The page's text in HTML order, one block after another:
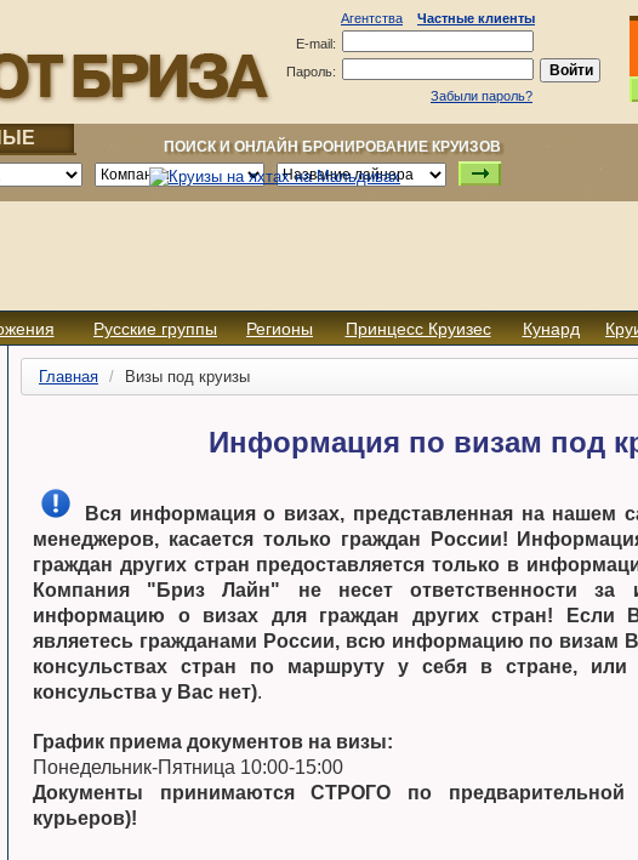
Агентства
Частные клиенты
E-mail:
Пароль:
Забыли пароль?
ПОИСК И ОНЛАЙН БРОНИРОВАНИЕ КРУИЗОВ
Русские группы Регионы Принцесс Круизес Кунард
Главная Визы под круизы
Информация по визам под
Вся информация о визах, представленная на нашем
менеджеров, касается только граждан России!
граждан других стран предоставляется только в
Компания "Бриз Лайн" не несет ответственности за
информацию о визах для граждан других стран!
являетесь гражданами России, всю информацию по визам
консульствах стран по маршруту у себя в стране, или
консульства у Вас нет).
График приема документов на визы:
Понедельник-Пятница 10:00-15:00
Документы принимаются СТРОГО по предварительной
курьеров)!